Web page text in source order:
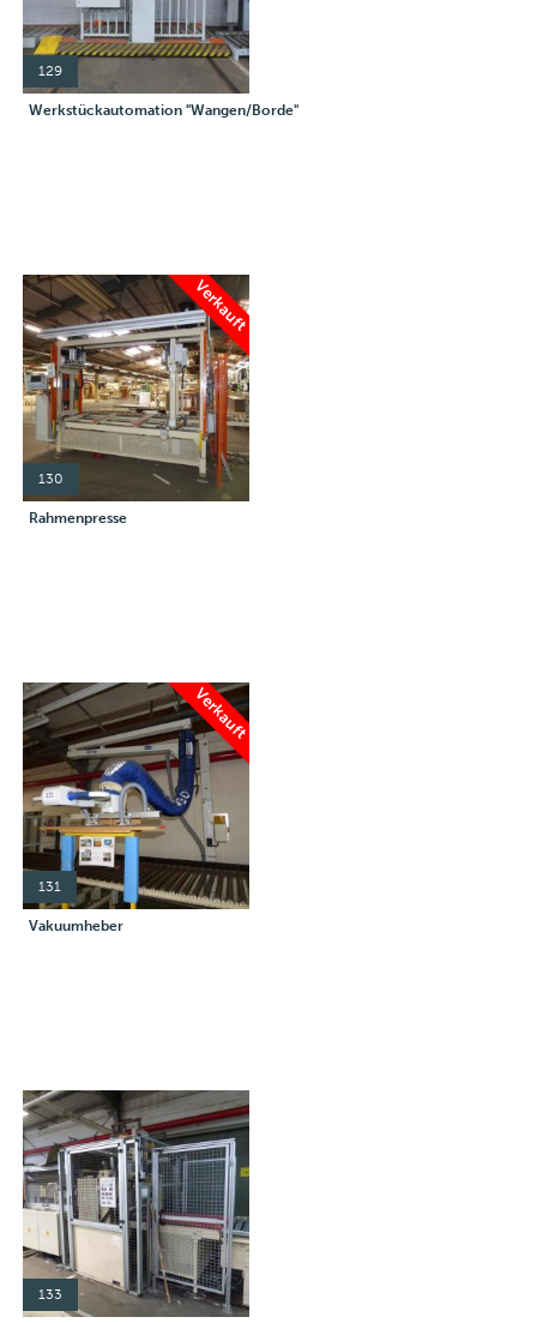
129
Werkstückautomation "Wangen/Borde"
Verkauft
130
Rahmenpresse
Verkauft
131
Vakuumheber
133